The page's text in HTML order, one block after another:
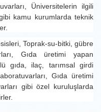
Üniversitelerin ilgili
kamu kurumlarda teknik
Toprak-su-bitki, gübre
Gıda üretimi yapan
gıda, ilaç, tarımsal girdi
Gıda üretimi
gibi özel kuruluşlarda